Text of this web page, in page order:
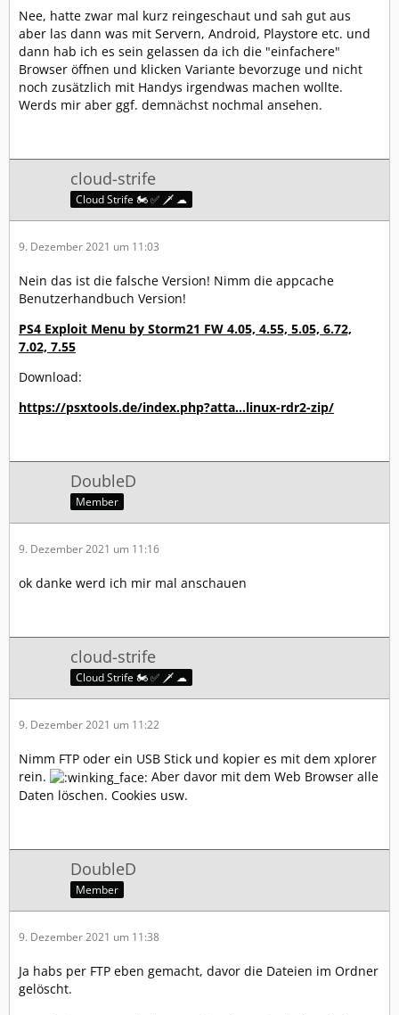
Nee, hatte zwar mal kurz reingeschaut und sah gut aus
aber las dann was mit Servern, Android, Playstore etc. und
dann hab ich es sein gelassen da ich die "einfachere"
Browser öffnen und klicken Variante bevorzuge und nicht
noch zusätzlich mit Handys irgendwas machen wollte.
Werds mir aber ggf. demnächst nochmal ansehen.
cloud-strife
Cloud Strife 🏍️ ✅ 🗡️ ☁
9. Dezember 2021 um 11:03
Nein das ist die falsche Version! Nimm die appcache
Benutzerhandbuch Version!
PS4 Exploit Menu by Storm21 FW 4.05, 4.55, 5.05, 6.72,
7.02, 7.55
Download:
https://psxtools.de/index.php?atta…linux-rdr2-zip/
DoubleD
Member
9. Dezember 2021 um 11:16
ok danke werd ich mir mal anschauen
cloud-strife
Cloud Strife 🏍️ ✅ 🗡️ ☁
9. Dezember 2021 um 11:22
Nimm FTP oder ein USB Stick und kopier es mit dem xplorer
rein.
Aber davor mit dem Web Browser alle
Daten löschen. Cookies usw.
DoubleD
Member
9. Dezember 2021 um 11:38
Ja habs per FTP eben gemacht, davor die Dateien im Ordner
gelöscht.